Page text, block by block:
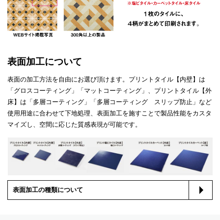
表面加工について
表面の加工方法を自由にお選び頂けます。プリントタイル【内壁】は
「グロスコーティング」「マットコーティング」、プリントタイル【外
床】は「多層コーティング」「多層コーティング スリップ防止」など
使用用途に合わせて下地処理、表面加工を施すことで製品性能をカスタ
マイズし、空間に応じた質感表現が可能です。
表面加工の種類について